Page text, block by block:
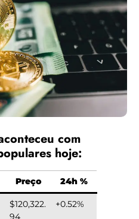
com
hoje:
Preço 24h %
$120,322.
94
+0.52%